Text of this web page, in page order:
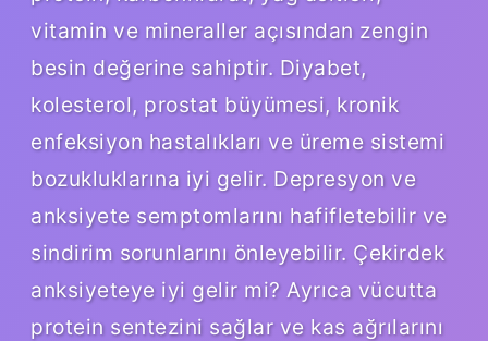
vitamin ve mineraller açısından zengin
besin değerine sahiptir. Diyabet,
kolesterol, prostat büyümesi, kronik
enfeksiyon hastalıkları ve üreme sistemi
bozukluklarına iyi gelir. Depresyon ve
anksiyete semptomlarını hafifletebilir ve
sindirim sorunlarını önleyebilir. Çekirdek
anksiyeteye iyi gelir mi? Ayrıca vücutta
protein sentezini sağlar ve kas ağrılarını